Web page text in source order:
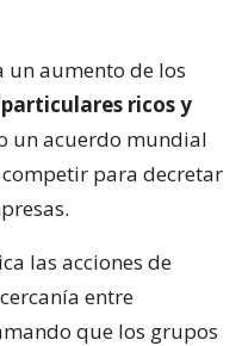
un aumento de los
ricos y
un acuerdo mundial
para decretar
las acciones de
entre
que los grupos